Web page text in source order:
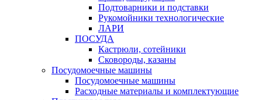
Подтоварники и подставки
Рукомойники технологические
ЛАРИ
ПОСУДА
Кастрюли, сотейники
Сковороды, казаны
Посудомоечные машины
Посудомоечные машины
Расходные материалы и комплектующие